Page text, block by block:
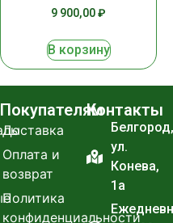
9 900,00₽
В корзину
Покупателям
Доставка
Оплата и
возврат
Политика
конфиденциальности
Контакты
Белгород,
ул.
Конева,
1а